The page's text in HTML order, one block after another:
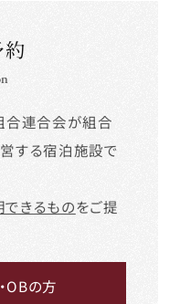
連合会が組合
する宿泊施設で
きるものをご提
OBの方